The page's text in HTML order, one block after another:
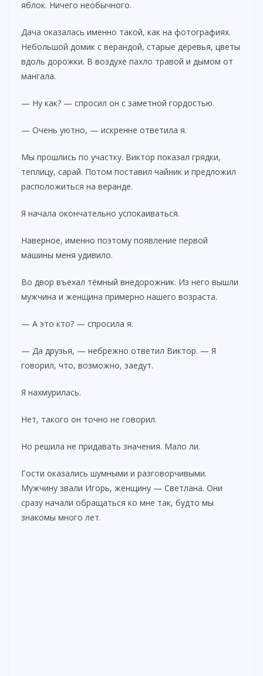
яблок. Ничего необычного.
Дача оказалась именно такой, как на фотографиях.
Небольшой домик с верандой, старые деревья, цветы
вдоль дорожки. В воздухе пахло травой и дымом от
мангала.
— Ну как? — спросил он с заметной гордостью.
— Очень уютно, — искренне ответила я.
Мы прошлись по участку. Виктор показал грядки,
теплицу, сарай. Потом поставил чайник и предложил
расположиться на веранде.
Я начала окончательно успокаиваться.
Наверное, именно поэтому появление первой
машины меня удивило.
Во двор въехал тёмный внедорожник. Из него вышли
мужчина и женщина примерно нашего возраста.
— А это кто? — спросила я.
— Да друзья, — небрежно ответил Виктор. — Я
говорил, что, возможно, заедут.
Я нахмурилась.
Нет, такого он точно не говорил.
Но решила не придавать значения. Мало ли.
Гости оказались шумными и разговорчивыми.
Мужчину звали Игорь, женщину — Светлана. Они
сразу начали обращаться ко мне так, будто мы
знакомы много лет.